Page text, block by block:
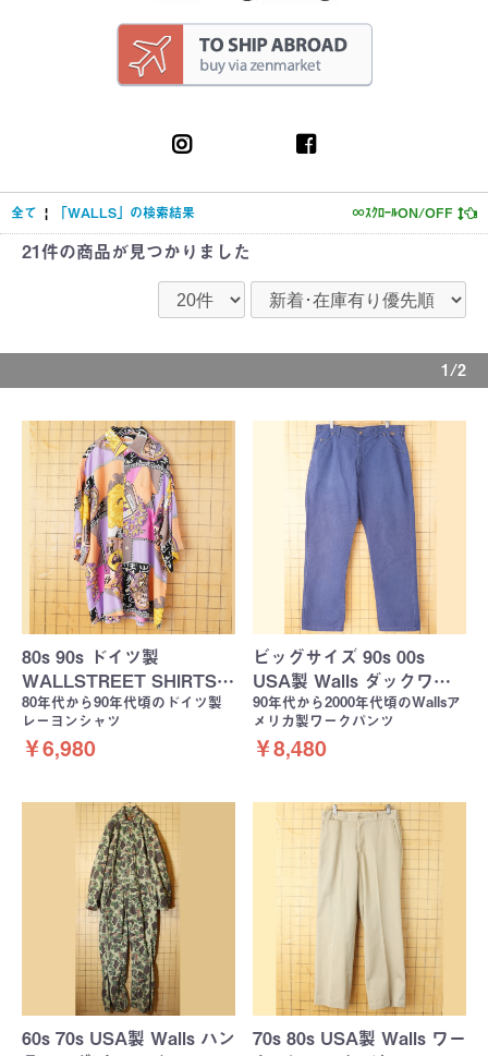
全て | 「WALLS」の検索結果 ∞ｽｸﾛｰﾙON/OFF
21件の商品が見つかりました
1/2
80s 90s ドイツ製
WALLSTREET SHIRTS…
80年代から90年代頃のドイツ製
レーヨンシャツ
￥6,980
ビッグサイズ 90s 00s
USA製 Walls ダックワ…
90年代から2000年代頃のWallsア
メリカ製ワークパンツ
￥8,480
60s 70s USA製 Walls ハン
70s 80s USA製 Walls ワー